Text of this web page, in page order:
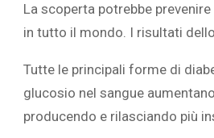
La scoperta potrebbe
in tutto il mondo. I risultati
‎Tutte le principali forme di
glucosio nel sangue
producendo e rilasciando più